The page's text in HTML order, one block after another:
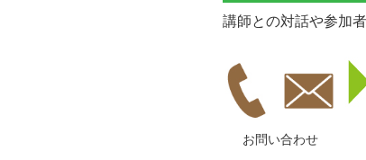
講師との対話や参加
お問い合わせ